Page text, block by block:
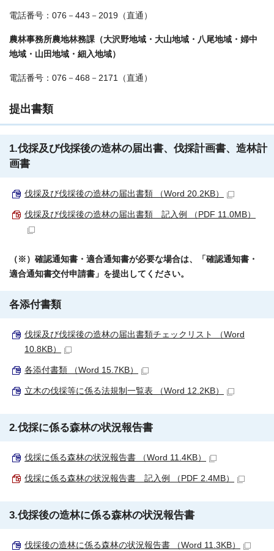
電話番号：076－443－2019（直通）
農林事務所農地林務課（大沢野地域・大山地域・八尾地域・婦中
地域・山田地域・細入地域）
電話番号：076－468－2171（直通）
提出書類
1.伐採及び伐採後の造林の届出書、伐採計画書、造林計
画書
伐採及び伐採後の造林の届出書類 （Word 20.2KB）
伐採及び伐採後の造林の届出書類 記入例 （PDF 11.0MB）
（※）確認通知書・適合通知書が必要な場合は、「確認通知書・
適合通知書交付申請書」を提出してください。
各添付書類
伐採及び伐採後の造林の届出書類チェックリスト （Word
10.8KB）
各添付書類 （Word 15.7KB）
立木の伐採等に係る法規制一覧表 （Word 12.2KB）
2.伐採に係る森林の状況報告書
伐採に係る森林の状況報告書 （Word 11.4KB）
伐採に係る森林の状況報告書 記入例 （PDF 2.4MB）
3.伐採後の造林に係る森林の状況報告書
伐採後の造林に係る森林の状況報告書 （Word 11.3KB）